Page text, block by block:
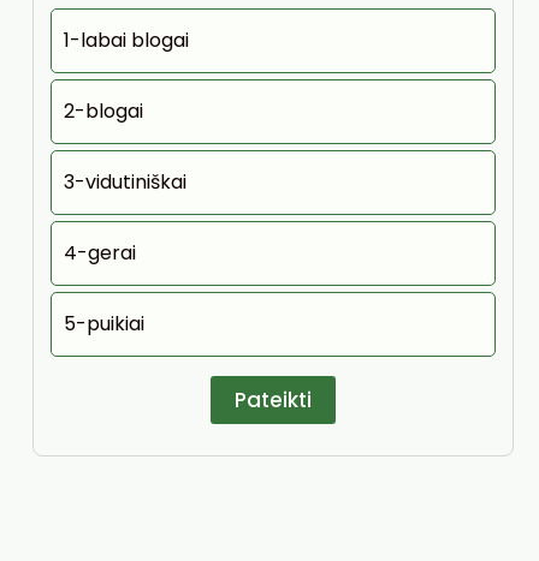
1-labai blogai
2-blogai
3-vidutiniškai
4-gerai
5-puikiai